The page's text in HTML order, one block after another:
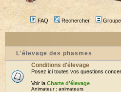
FAQ Rechercher
L'élevage des phasmes
Conditions d'élevage
Posez ici toutes vos questions
Voir la Charte d'élevage
Animateur : animateurs